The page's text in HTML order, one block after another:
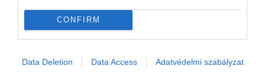
CONFIRM
Data Deletion Data Access Adatvédelmi szabályzat
A tíz legkevésbé zsúfolt strand 2025-